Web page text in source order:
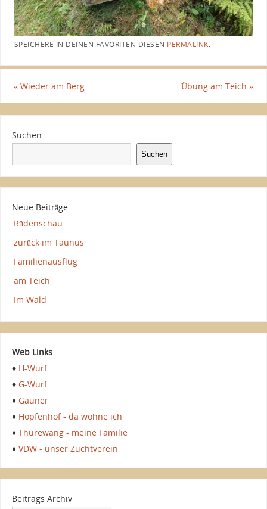
SPEICHERE IN DEINEN FAVORITEN DIESEN PERMALINK.
«Wieder am Berg Übung am Teich»
Suchen
Suchen
Neue Beiträge
Rüdenschau
zurück im Taunus
Familienausflug
am Teich
Im Wald
Web Links
♦ H-Wurf
♦ G-Wurf
♦ Gauner
♦ Hopfenhof - da wohne ich
♦ Thurewang - meine Familie
♦ VDW - unser Zuchtverein
Beitrags Archiv